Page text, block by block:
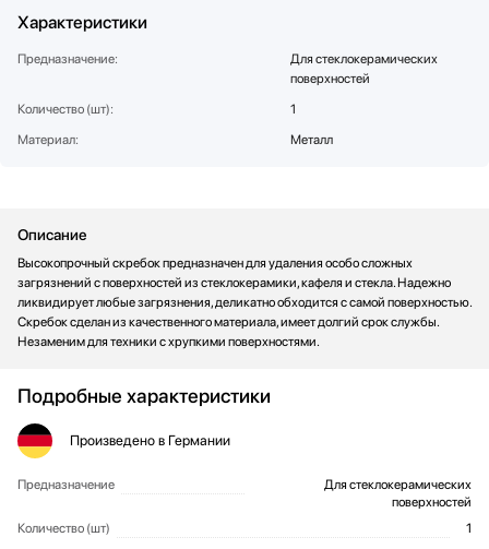
Стаканомоечные машины
Телевизоры
Холодильники
Холодильное оборудование
Хьюмидоры
Чайники
Характеристики
Предназначение:
Для стеклокерамических
поверхностей
Количество (шт):
1
Материал:
Металл
Описание
Высокопрочный скребок предназначен для удаления особо сложных
загрязнений с поверхностей из стеклокерамики, кафеля и стекла. Надежно
ликвидирует любые загрязнения, деликатно обходится с самой поверхностью.
Скребок сделан из качественного материала, имеет долгий срок службы.
Незаменим для техники с хрупкими поверхностями.
Подробные характеристики
Произведено в Германии
Общие характеристики
Предназначение
Для стеклокерамических
поверхностей
Количество (шт)
1